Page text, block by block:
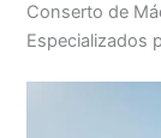
Conserto de
Especializados